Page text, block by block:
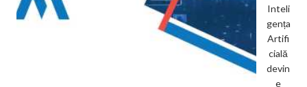
Inteli
gența
Artifi
cială
devin
e